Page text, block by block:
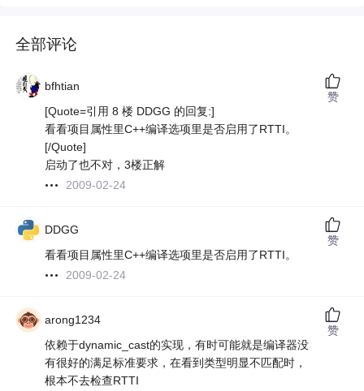
全部评论
bfhtian
[Quote=引用 8 楼 DDGG 的回复:]
看看项目属性里C++编译选项里是否启用了RTTI。
[/Quote]
启动了也不对，3楼正解
2009-02-24
赞
DDGG
看看项目属性里C++编译选项里是否启用了RTTI。
2009-02-24
赞
arong1234
依赖于dynamic_cast的实现，有时可能就是编译器没
有很好的满足标准要求，在看到类型明显不匹配时，
根本不去检查RTTI
赞